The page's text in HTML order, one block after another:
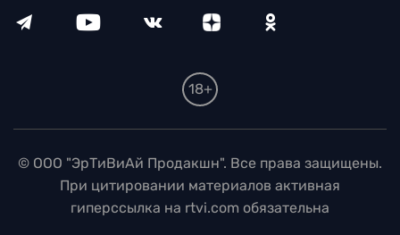
18+
© ООО "ЭрТиВиАй Продакшн". Все права защищены.
При цитировании материалов активная
гиперссылка на rtvi.com обязательна